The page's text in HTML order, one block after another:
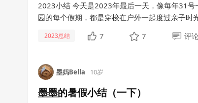
2023小结 今天是2023年最后一天，像每年31
园的每个假期，都是穿梭在户外一起度过亲子时
2023总结 7 7 评论
墨妈Bella 10岁
墨墨的暑假小结（一下）